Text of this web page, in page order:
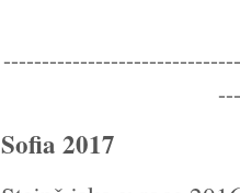
Sofia 2017